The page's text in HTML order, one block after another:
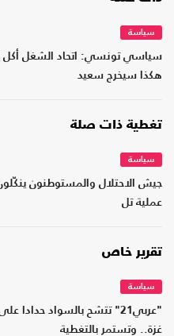
سياسة
سياسي تونسي: اتحاد الشغل أكل
هكذا سيخرج سعيد
تغطية ذات صلة
سياسة
جيش الاحتلال والمستوطنون
عملية تل
تقرير خاص
سياسة
"عربي21" تتشح بالسواد
غزة.. وتستمر بالتغطية